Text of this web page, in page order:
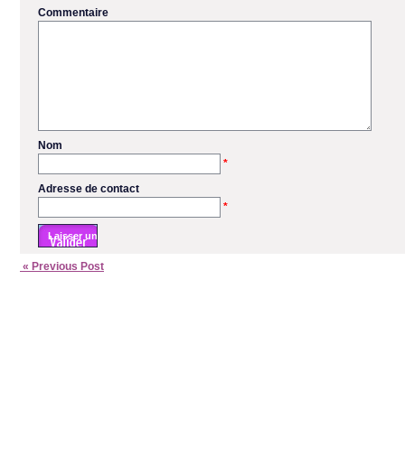
Commentaire
Nom
*
Adresse de contact
*
« Previous Post